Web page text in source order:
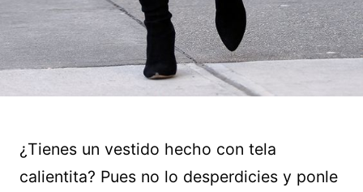
¿Tienes un vestido hecho con tela
calientita? Pues no lo desperdicies y ponle